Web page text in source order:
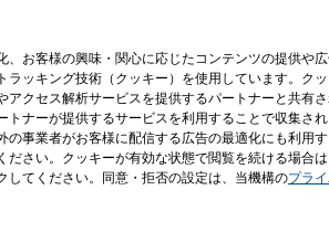
、お客様の興味・関心に応じたコンテンツの提供や
ラッキング技術（クッキー）を使用しています。ク
クセス解析サービスを提供するパートナーと共有
トナーが提供するサービスを利用することで収集さ
事業者がお客様に配信する広告の最適化にも利用
ださい。クッキーが有効な状態で閲覧を続ける場合
してください。同意・拒否の設定は、当機構のプラ